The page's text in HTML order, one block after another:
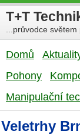
T+T
...průvodce
Domů
Pohony
Manipulační
Veletrhy